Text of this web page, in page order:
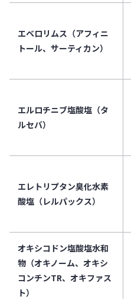
エベロリムス（アフィニ
トール、サーティカン）
エルロチニブ塩酸塩（タ
ルセバ）
エレトリプタン臭化水素
酸塩（レルパックス）
オキシコドン塩酸塩水和
物（オキノーム、オキシ
コンチンTR、オキファス
ト）